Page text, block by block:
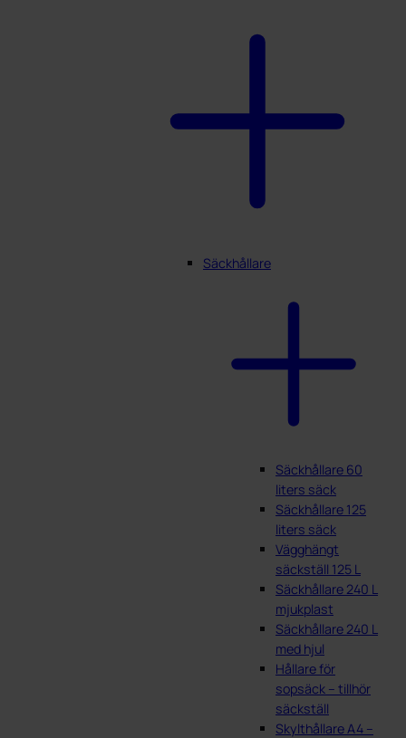
Säckhållare
Säckhållare 60
liters säck
Säckhållare 125
liters säck
Vägghängt
säckställ 125 L
Säckhållare 240 L
mjukplast
Säckhållare 240 L
med hjul
Hållare för
sopsäck – tillhör
säckställ
Skylthållare A4 –